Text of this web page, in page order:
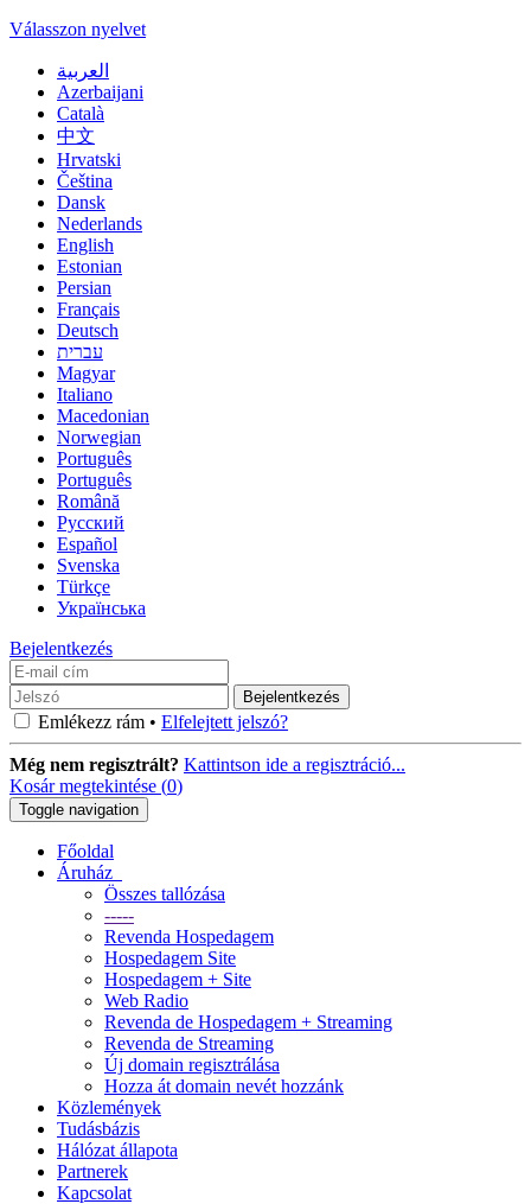
Válasszon nyelvet
العربية
Azerbaijani
Català
中文
Hrvatski
Čeština
Dansk
Nederlands
English
Estonian
Persian
Français
Deutsch
עברית
Magyar
Italiano
Macedonian
Norwegian
Português
Português
Română
Русский
Español
Svenska
Türkçe
Українська
Bejelentkezés
Emlékezz rám • Elfelejtett jelszó?
Még nem regisztrált? Kattintson ide a regisztráció...
Kosár megtekintése (0)
Toggle navigation
Főoldal
Áruház
Összes tallózása
-----
Revenda Hospedagem
Hospedagem Site
Hospedagem + Site
Web Radio
Revenda de Hospedagem + Streaming
Revenda de Streaming
Új domain regisztrálása
Hozza át domain nevét hozzánk
Közlemények
Tudásbázis
Hálózat állapota
Partnerek
Kapcsolat